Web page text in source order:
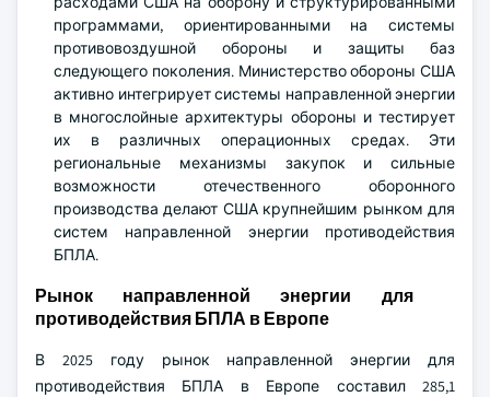
программами, ориентированными на системы
противовоздушной обороны и защиты баз
следующего поколения. Министерство обороны США
активно интегрирует системы направленной энергии
в многослойные архитектуры обороны и тестирует
их в различных операционных средах. Эти
региональные механизмы закупок и сильные
возможности отечественного оборонного
производства делают США крупнейшим рынком для
систем направленной энергии противодействия
БПЛА.
Рынок направленной энергии для
противодействия БПЛА в Европе
В 2025 году рынок направленной энергии для
противодействия БПЛА в Европе составил 285,1